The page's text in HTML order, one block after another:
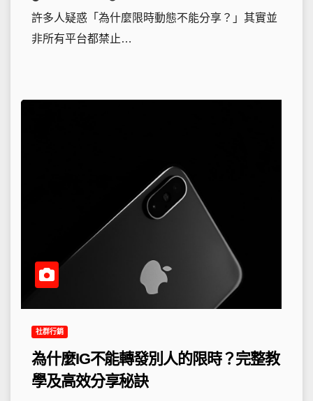
許多人疑惑「為什麼限時動態不能分享？」其實並
非所有平台都禁止…
社群行銷
為什麼IG不能轉發別人的限時？完整教
學及高效分享秘訣